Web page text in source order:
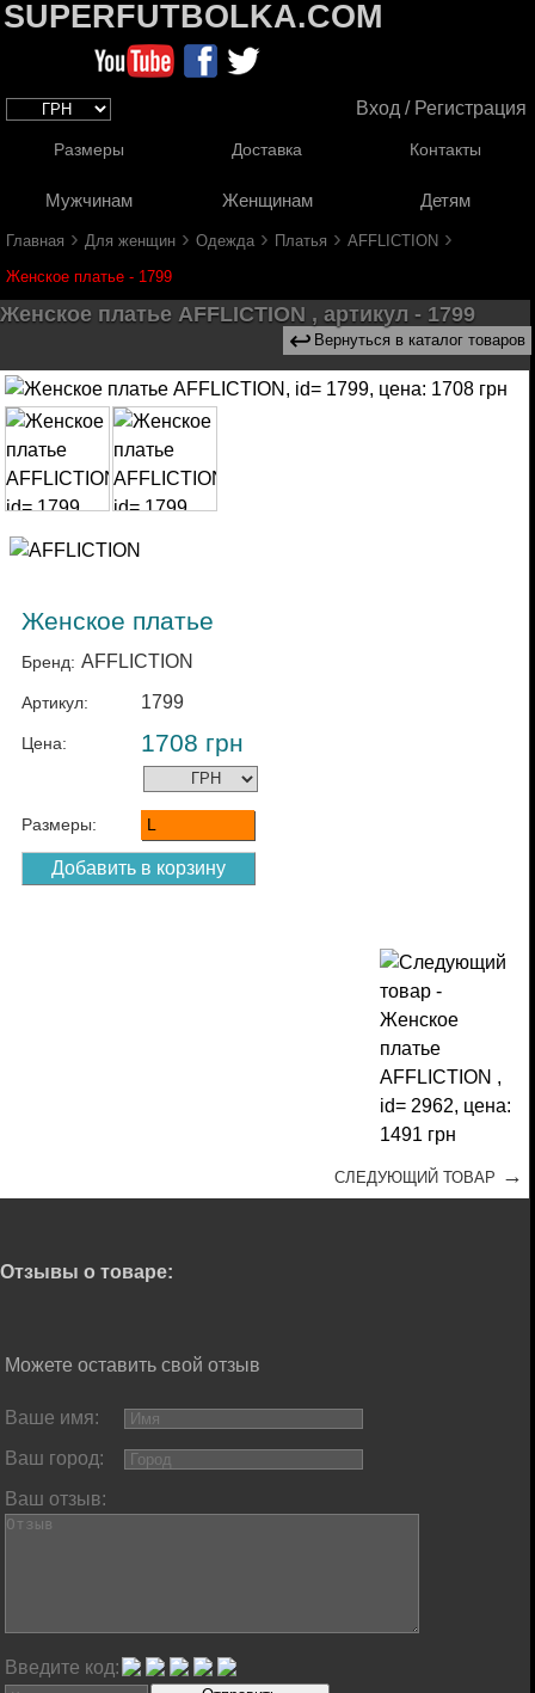
SUPERFUTBOLKA.COM
Вход / Регистрация
Размеры Доставка Контакты
Мужчинам Женщинам Детям
Главная › Для женщин › Одежда › Платья › AFFLICTION ›
Женское платье - 1799
Женское платье AFFLICTION , артикул - 1799
↩ Вернуться в каталог товаров
Женское платье
Бренд: AFFLICTION
Артикул: 1799
Цена: 1708 грн
Размеры: L
СЛЕДУЮЩИЙ ТОВАР →
Отзывы о товаре:
Можете оставить свой отзыв
Ваше имя:
Ваш город:
Ваш отзыв:
Введите код: